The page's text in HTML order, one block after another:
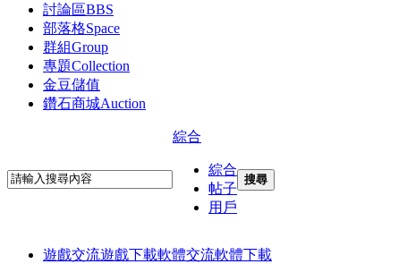
討論區BBS
部落格Space
群組Group
專題Collection
金豆儲值
鑽石商城Auction
綜合
綜合
帖子
用戶
搜尋
遊戲交流遊戲下載軟體交流軟體下載